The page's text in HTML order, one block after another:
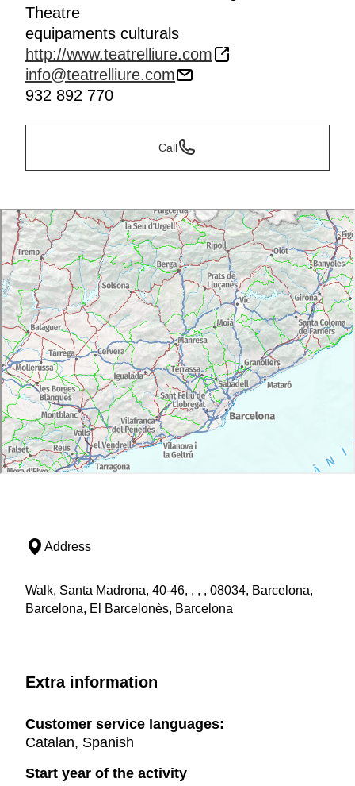
Theatre
equipaments culturals
http://www.teatrelliure.com
info@teatrelliure.com
932 892 770
Call
Address
Walk, Santa Madrona, 40-46, , , , 08034, Barcelona,
Barcelona, El Barcelonès, Barcelona
Extra information
Customer service languages:
Catalan, Spanish
Start year of the activity